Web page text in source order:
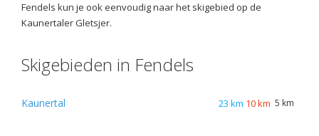
Fendels kun je ook eenvoudig naar het skigebied op de
Kaunertaler Gletsjer.
Skigebieden in Fendels
Kaunertal 23 km 10 km 5 km